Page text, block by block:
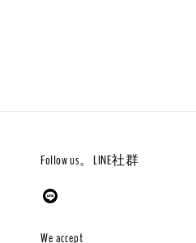
Follow us。LINE社群
We accept